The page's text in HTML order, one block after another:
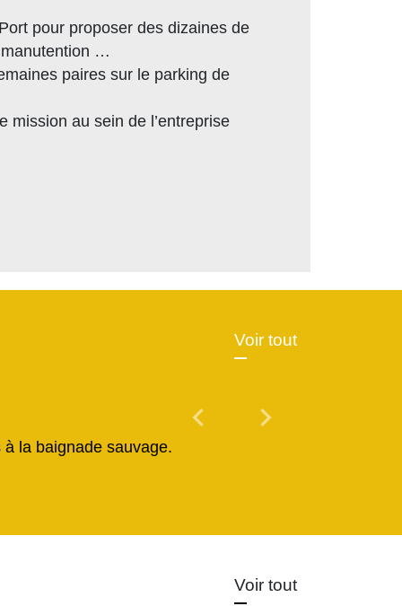
pour proposer des dizaines de
manutention …
paires sur le parking de
mission au sein de l’entreprise
Voir tout
la baignade sauvage.
chevron_left Previous
chevron_right
Voir tout